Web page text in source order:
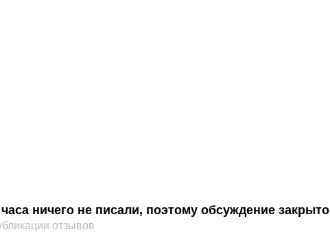
ничего не писали, поэтому обсуждение закрыто
отзывов